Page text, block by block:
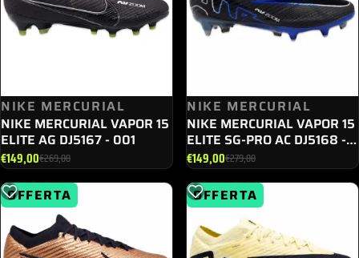
NIKE MERCURIAL
NIKE MERCURIAL VAPOR 15
ELITE AG DJ5167 - 001
€269,00
Il
prezzo
originale
era:
€269,00.
€149,00Il
prezzo
attuale
è:
€149,00.
NIKE MERCURIAL
NIKE MERCURIAL VAPOR 15
ELITE SG-PRO AC DJ5168 -
040
€279,00
Il
prezzo
originale
era:
€279,00.
€149,00Il
prezzo
attuale
è:
€149,00.
OFFERTA OFFERTA